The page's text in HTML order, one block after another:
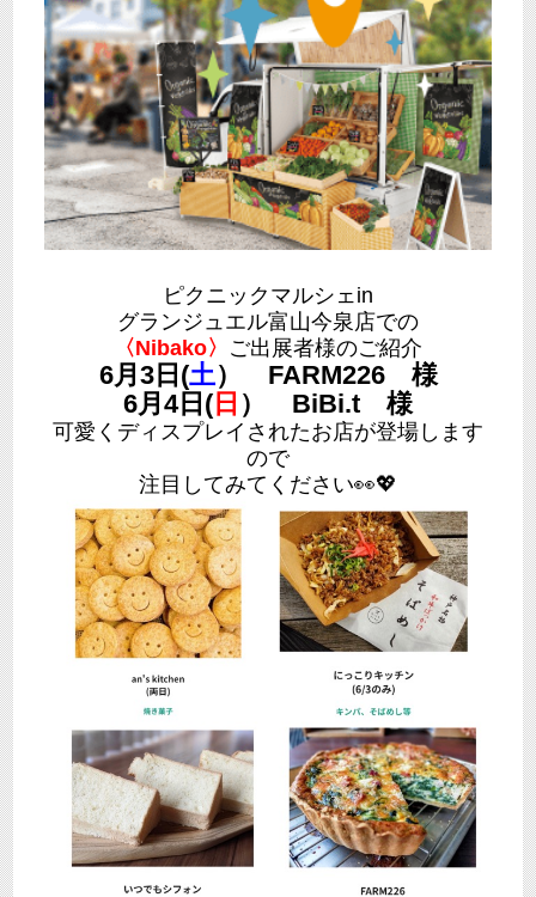
ピクニックマルシェin
グランジュエル富山今泉店での
〈Nibako〉 ご出展者様のご紹介
6月3日(土） FARM226 様
6月4日( 日 ） BiBi.t 様
可愛くディスプレイされたお店が登場します
ので
注目してみてください👀💖